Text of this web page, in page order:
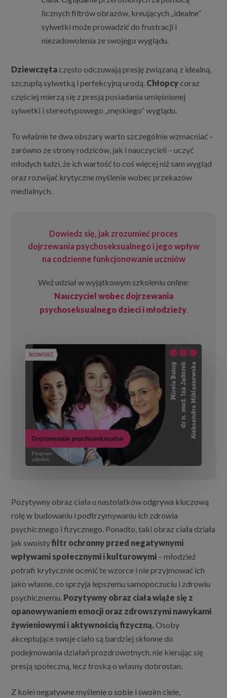
licznych filtrów obrazów, kreujących „idealne”
sylwetki może prowadzić do frustracji i
niezadowolenia ze swojego wyglądu.
Dziewczętaczęsto odczuwają presję związaną z idealną,
szczupłą sylwetką i perfekcyjną urodą. Chłopcycoraz
częściej mierzą się z presją posiadania umięśnionej
sylwetki i stereotypowego „męskiego” wyglądu.
To właśnie te dwa obszary warto szczególnie wzmacniać –
zarówno ze strony rodziców, jak i nauczycieli – uczyć
młodych ludzi, że ich wartość to coś więcej niż sam wygląd
oraz rozwijać krytyczne myślenie wobec przekazów
medialnych.
Dowiedz się, jak zrozumieć proces
dojrzewania psychoseksualnego i jego wpływ
na codzienne funkcjonowanie uczniów
Weź udział w wyjątkowym szkoleniu online:
Nauczyciel wobec dojrzewania
psychoseksualnego dzieci i młodzieży.
Pozytywny obraz ciała u nastolatków odgrywa kluczową
rolę w budowaniu i podtrzymywaniu ich zdrowia
psychicznego i fizycznego. Ponadto, taki obraz ciała działa
jak swoistyfiltr ochronny przed negatywnymi
wpływami społecznymi i kulturowymi – młodzież
potrafi krytycznie ocenić te wzorce i nie przyjmować ich
jako własne, co sprzyja lepszemu samopoczuciu i zdrowiu
psychicznemu. Pozytywny obraz ciała wiąże się z
opanowywaniem emocji oraz zdrowszymi nawykami
żywieniowymi i aktywnością fizyczną.Osoby
akceptujące swoje ciało są bardziej skłonne do
podejmowania działań prozdrowotnych, nie kierując się
presją społeczną, lecz troską o własny dobrostan.
Z kolei negatywne myślenie o sobie i swoim ciele,